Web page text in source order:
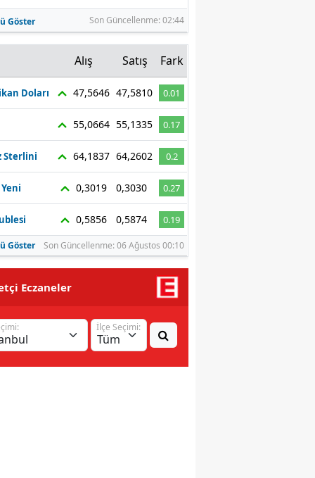
Kayseri
Kırşehir
Kocaeli
Konya
Kütahya
Malatya
Manisa
Kahramanmaraş
Mardin
Muş
Göster Son Güncellenme: 02:44
Alış Satış Fark
Doları 47,5646 47,5810 0.01
55,0664 55,1335 0.17
Sterlini 64,1837 64,2602 0.2
0,3019 0,3030 0.27
0,5856 0,5874 0.19
Göster Son Güncellenme: 06 Ağustos 00:10
Eczaneler
İlçe Seçimi: